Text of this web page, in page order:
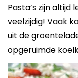
Pasta’s zijn altijd
veelzijdig! Vaak
uit de
opgeruimde